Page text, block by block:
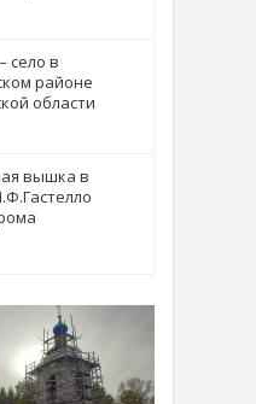
село в
районе
области
вышка в